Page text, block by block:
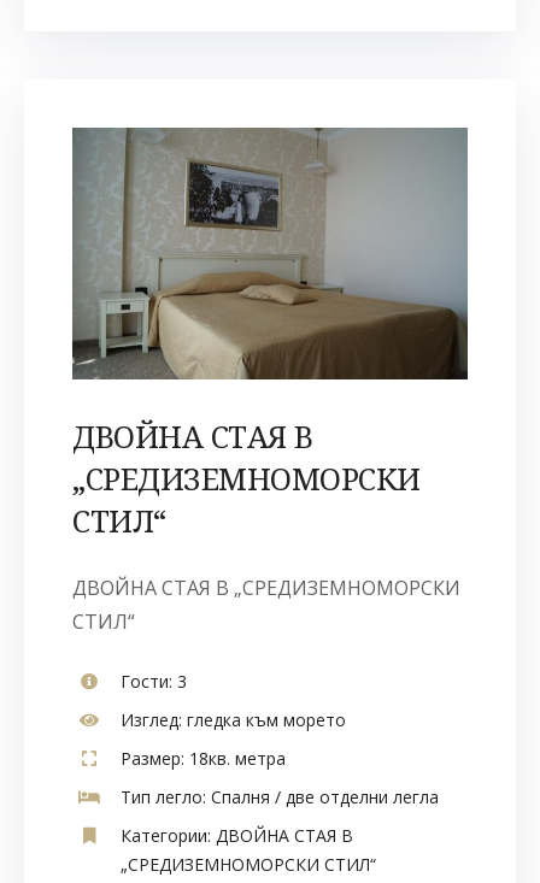
ДВОЙНА СТАЯ В
„СРЕДИЗЕМНОМОРСКИ
СТИЛ“
ДВОЙНА СТАЯ В „СРЕДИЗЕМНОМОРСКИ
СТИЛ“
Гости: 3
Изглед: гледка към морето
Размер: 18кв. метра
Тип легло: Спалня / две отделни легла
Категории: ДВОЙНА СТАЯ В
„СРЕДИЗЕМНОМОРСКИ СТИЛ“